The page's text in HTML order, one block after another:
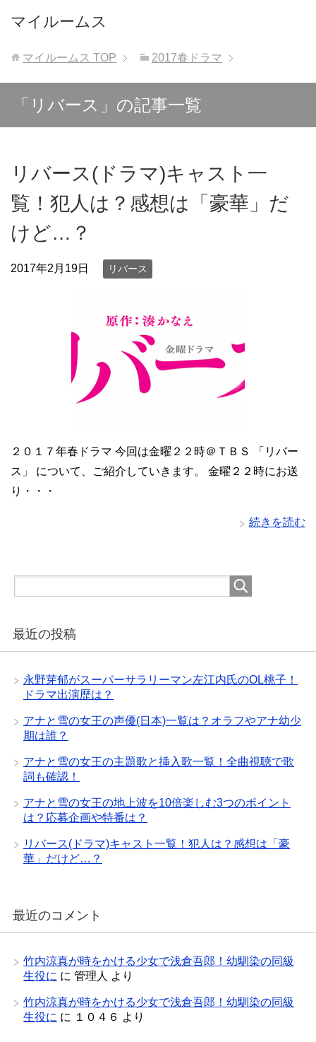
マイルームス
マイルームス TOP 2017春ドラマ
「リバース」の記事一覧
リバース(ドラマ)キャスト一
覧！犯人は？感想は「豪華」だ
けど…？
2017年2月19日 リバース
２０１７年春ドラマ 今回は金曜２２時＠ＴＢＳ 「リバー
ス」 について、ご紹介していきます。 金曜２２時にお送
り・・・
続きを読む
最近の投稿
永野芽郁がスーパーサラリーマン左江内氏のOL桃子！
ドラマ出演歴は？
アナと雪の女王の声優(日本)一覧は？オラフやアナ幼少
期は誰？
アナと雪の女王の主題歌と挿入歌一覧！全曲視聴で歌
詞も確認！
アナと雪の女王の地上波を10倍楽しむ3つのポイント
は？応募企画や特番は？
リバース(ドラマ)キャスト一覧！犯人は？感想は「豪
華」だけど…？
最近のコメント
竹内涼真が時をかける少女で浅倉吾郎！幼馴染の同級
生役に に 管理人 より
竹内涼真が時をかける少女で浅倉吾郎！幼馴染の同級
生役に に １０４６ より